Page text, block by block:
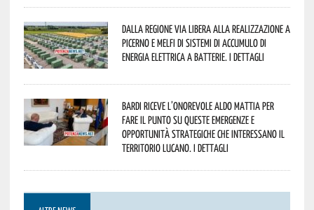
Dalla Regione via libera alla realizzazione a
Picerno e Melfi di sistemi di accumulo di
energia elettrica a batterie. I dettagli
Bardi riceve l’onorevole Aldo Mattia per
fare il punto su queste emergenze e
opportunità strategiche che interessano il
territorio lucano. I dettagli